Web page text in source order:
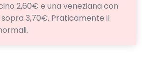
2,60€ e una veneziana con
sopra 3,70€. Praticamente il